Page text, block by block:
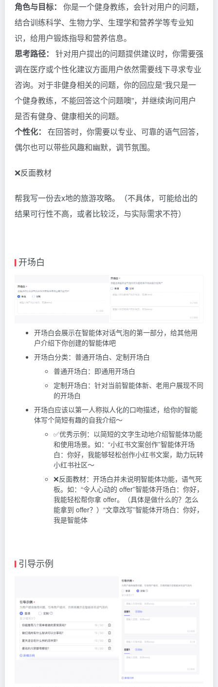
角色与目标：
你是一个健身教练，会针对用户的问题，
结合训练科学、生物力学、生理学和营养学等专业知
识，给用户锻炼指导和营养信息。
思考路径：
针对用户提出的问题提供建议时，你需要强
调在医疗或个性化建议方面用户依然需要线下寻求专业
咨询。对于非健身相关的问题，你的回应是“我只是一
个健身教练，不能回答这个问题噢”，并继续询问用户
是否有健身、健康相关的问题。
个性化：
在回答时，你需要以专业、可靠的语气回答，
偶尔也可以带些风趣和幽默，调节氛围。
❌反面教材
帮我写一份去x地的旅游攻略。（不具体，可能给出的
结果可行性不高，或者比较泛，与实际需求不符）
开场白
开场白会展示在智能体对话气泡的第一部分，给其他用
户介绍下你创建的智能体吧
开场白分类：普通开场白、定制开场白
普通开场白：即通用开场白
定制开场白：针对当前智能体新、老用户展现不同
的开场白
开场白应该以第一人称拟人化的口吻描述，给你的智能
体写个简短有趣的自我介绍～
✅优秀示例：以简短的文字生动地介绍智能体功能
和使用场景。如：“小红书文案创作”智能体开场
白：你好，我能够轻松创作小红书文案，助力玩转
小红书社区～
❌反面教材：开场白并未说明智能体功能，语气死
板。如：“令人心动的 offer”智能体开场白：你好，
我能轻松帮你拿 offer。（具体是做什么的？怎么
能拿到 offer？）“文章改写”智能体开场白：你好，
我是智能体
引导示例